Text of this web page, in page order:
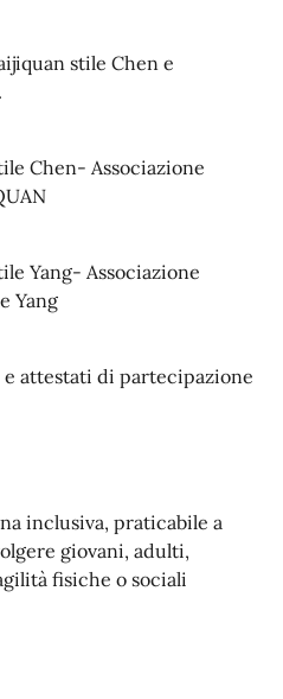
stile Chen e
Chen- Associazione
Yang- Associazione
Yang
e attestati di partecipazione
inclusiva, praticabile a
giovani, adulti,
fisiche o sociali